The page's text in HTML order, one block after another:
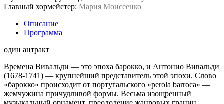
Главный хормейстер: Мария Моисеенко
Описание
Программа
один антракт
Времена Вивальди — это эпоха барокко, и Антонио Вивальди
(1678-1741) — крупнейший представитель этой эпохи. Слово
«барокко» происходит от португальского «perola barroca» —
жемчужина причудливой формы. Весьма изощренный